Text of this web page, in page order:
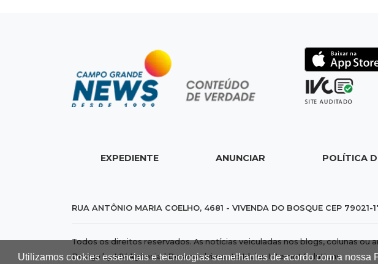
Utilizamos cookies essenciais e tecnologias semelhantes de acordo com a
EXPEDIENTE ANUNCIAR POLÍTICA
RUA ANTÔNIO MARIA COELHO, 4681 - VIVENDA DO BOSQUE CEP
Todos os direitos reservados. As notícias veiculadas nos blogs, colunas
Design by MV Agência | DesenvolvimentoIdalus Internet Solutions.